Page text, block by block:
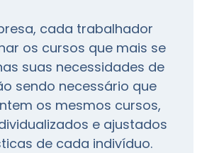
cada trabalhador
os cursos que mais se
suas necessidades de
sendo necessário que
os mesmos cursos,
e ajustados
de cada indivíduo.